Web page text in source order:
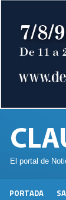
El portal de
PORTADA